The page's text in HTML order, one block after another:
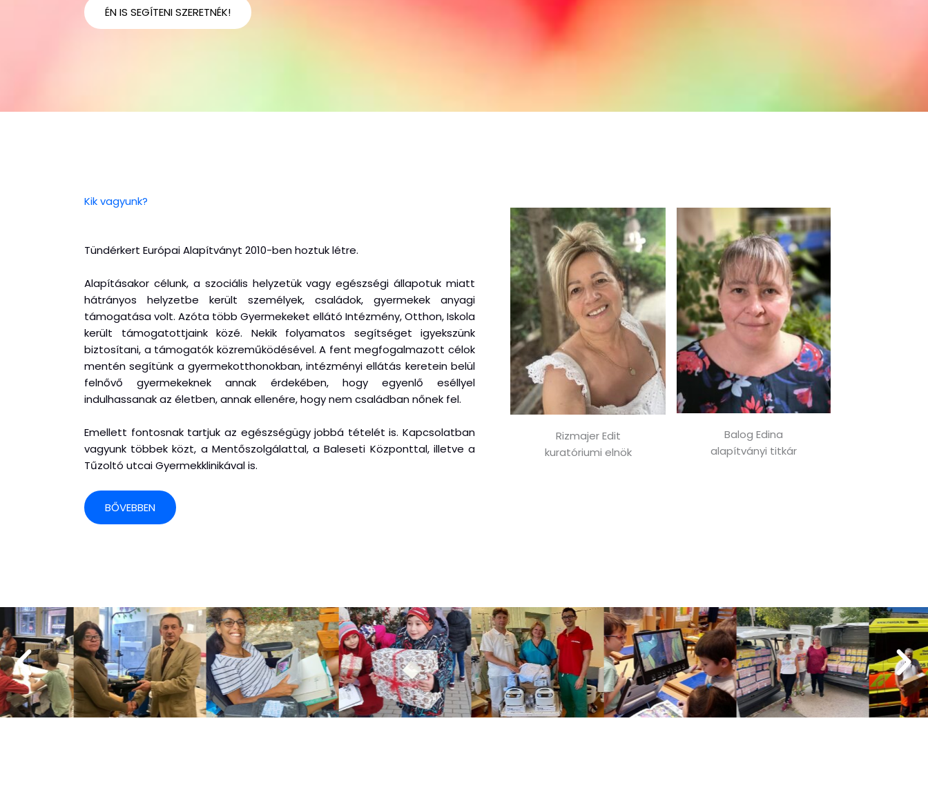
ÉN IS SEGÍTENI SZERETNÉK!
Kik vagyunk?
Tündérkert Európai Alapítványt 2010-ben hoztuk létre.
Alapításakor célunk, a szociális helyzetük vagy egészségi állapotuk miatt
hátrányos helyzetbe került személyek, családok, gyermekek anyagi
támogatása volt. Azóta több Gyermekeket ellátó Intézmény, Otthon, Iskola
került támogatottjaink közé. Nekik folyamatos segítséget igyekszünk
biztosítani, a támogatók közreműködésével. A fent megfogalmazott célok
mentén segítünk a gyermekotthonokban, intézményi ellátás keretein belül
felnővő gyermekeknek annak érdekében, hogy egyenlő eséllyel
indulhassanak az életben, annak ellenére, hogy nem családban nőnek fel.
Emellett fontosnak tartjuk az egészségügy jobbá tételét is. Kapcsolatban
vagyunk többek közt, a Mentőszolgálattal, a Baleseti Központtal, illetve a
Tűzoltó utcai Gyermekklinikával is.
BŐVEBBEN
Rizmajer Edit
kuratóriumi elnök
Balog Edina
alapítványi titkár